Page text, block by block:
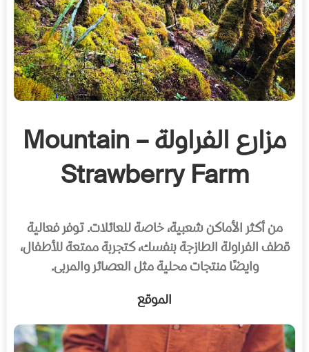
مزارع الفراولة – Mountain
Strawberry Farm
من أكثر الأماكن شعبية، خاصة للعائلات. توفر فعالية
قطف الفراولة الطازجة بنفسك، كتجربة ممتعة للأطفال،
وايضًا منتجات محلية مثل العصائر والمربى.
الموقع